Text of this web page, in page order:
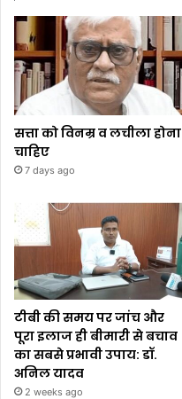
सत्ता को विनम्र व लचीला होना
चाहिए
7 days ago
टीबी की समय पर जांच और
पूरा इलाज ही बीमारी से बचाव
का सबसे प्रभावी उपाय: डॉ.
अनिल यादव
2 weeks ago